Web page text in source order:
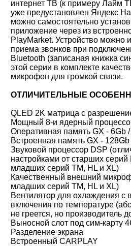
интернет ТВ (к примеру Лайм
уже предустановлен Яндекс
можно самостоятельно
приложение через из
PlayMarket. Устройство можно
приема звонков при
Bluetooth (записаная книжка
этой серии в комплекте
микрофон для громкой связи.
ОТЛИЧИТЕЛЬНЫЕ
QLED 2K матрица с
Мощный 8-и ядерный
Оперативная память GX - 6Gb
Встроенная память GX -
Звуковой процессор DSP
настройками от старших
младших серий TM, HL и XL)
Качественный внешний
младших серий TM, HL и XL)
Вентилятор для охлаждения с
включения по температуре
не греется, но производитель
Выносной слот под сим-карту
Разделение экрана
Встроенный CARPLAY